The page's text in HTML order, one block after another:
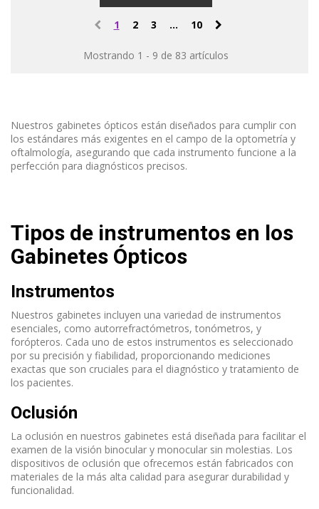
1 2 3 ... 10
Mostrando 1 - 9 de 83 artículos
Nuestros gabinetes ópticos están diseñados para cumplir con
los estándares más exigentes en el campo de la optometría y
oftalmología, asegurando que cada instrumento funcione a la
perfección para diagnósticos precisos.
Tipos de instrumentos en los
Gabinetes Ópticos
Instrumentos
Nuestros gabinetes incluyen una variedad de instrumentos
esenciales, como autorrefractómetros, tonómetros, y
forópteros. Cada uno de estos instrumentos es seleccionado
por su precisión y fiabilidad, proporcionando mediciones
exactas que son cruciales para el diagnóstico y tratamiento de
los pacientes.
Oclusión
La oclusión en nuestros gabinetes está diseñada para facilitar el
examen de la visión binocular y monocular sin molestias. Los
dispositivos de oclusión que ofrecemos están fabricados con
materiales de la más alta calidad para asegurar durabilidad y
funcionalidad.